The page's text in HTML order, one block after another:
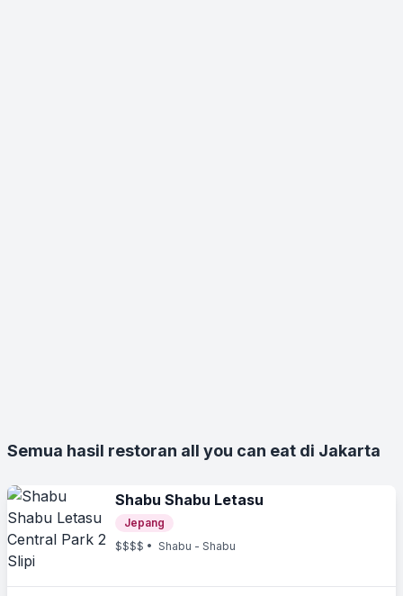
Semua hasil restoran all you can eat di Jakarta
Shabu Shabu Letasu
Jepang
$$$$ • Shabu - Shabu